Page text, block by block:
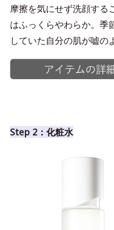
摩擦を気にせず洗顔する
はふっくらやわらか。季
していた自分の肌が嘘の
Step 2：化粧水